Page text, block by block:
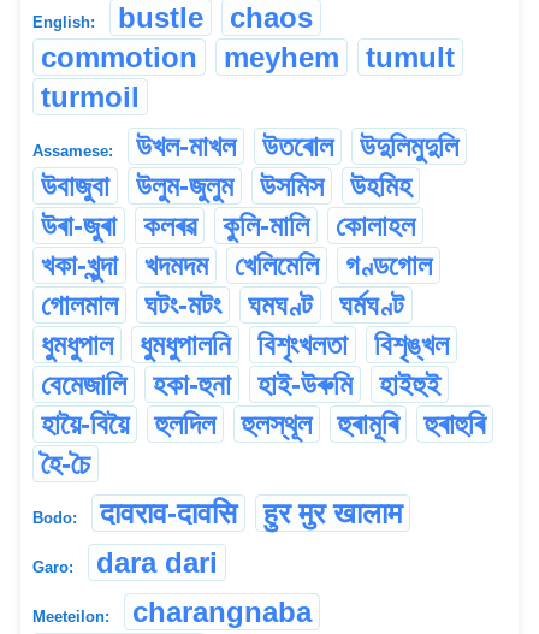
English: bustle
chaos
commotion
meyhem
tumult
turmoil
Assamese: উখল-মাখল উতৰোল
উদুলিমুদুলি
উবাজুবা
উলুম-জুলুম উসমিস
উহমিহ
উৰা-জুৰা
কলৰৱ কুলি-মালি
কোলাহল
খকা-খুন্দা
খদমদম খেলিমেলি
গণ্ডগোল
গোলমাল
ঘটং-মটং ঘমঘণ্ট
ঘৰ্মঘণ্ট
ধুমধুপাল
ধুমধুপালনি বিশৃংখলতা
বিশৃঙ্খল
বেমেজালি
হকা-হুনা হাই-উৰুমি
হাইহুই
হায়ৈ-বিয়ৈ
হুলদিল হুলস্থূল হুৰামূৰি
হুৰাহুৰি
হৈ-চৈ
Bodo: दावराव-दावसि हुर मुर खालाम
Garo: dara dari
Meeteilon:
charangnaba